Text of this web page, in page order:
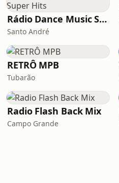
Rádio Dance Music Super Hits
Santo André
RETRÔ MPB
Tubarão
Radio Flash Back Mix
Campo Grande